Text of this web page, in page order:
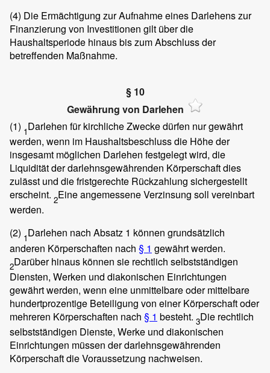
(4) Die Ermächtigung zur Aufnahme eines Darlehens zur
Finanzierung von Investitionen gilt über die
Haushaltsperiode hinaus bis zum Abschluss der
betreffenden Maßnahme.
§ 10
Gewährung von Darlehen
(1) 1Darlehen für kirchliche Zwecke dürfen nur gewährt
werden, wenn im Haushaltsbeschluss die Höhe der
insgesamt möglichen Darlehen festgelegt wird, die
Liquidität der darlehnsgewährenden Körperschaft dies
zulässt und die fristgerechte Rückzahlung sichergestellt
erscheint. 2Eine angemessene Verzinsung soll vereinbart
werden.
(2) 1Darlehen nach Absatz 1 können grundsätzlich
anderen Körperschaften nach § 1 gewährt werden.
2Darüber hinaus können sie rechtlich selbstständigen
Diensten, Werken und diakonischen Einrichtungen
gewährt werden, wenn eine unmittelbare oder mittelbare
hundertprozentige Beteiligung von einer Körperschaft oder
mehreren Körperschaften nach § 1 besteht. 3Die rechtlich
selbstständigen Dienste, Werke und diakonischen
Einrichtungen müssen der darlehnsgewährenden
Körperschaft die Voraussetzung nachweisen.